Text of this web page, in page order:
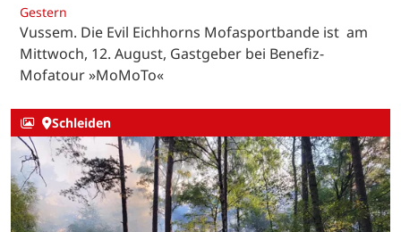
Gestern
Vussem. Die Evil Eichhorns Mofasportbande ist am
Mittwoch, 12. August, Gastgeber bei Benefiz-
Mofatour »MoMoTo«
Schleiden